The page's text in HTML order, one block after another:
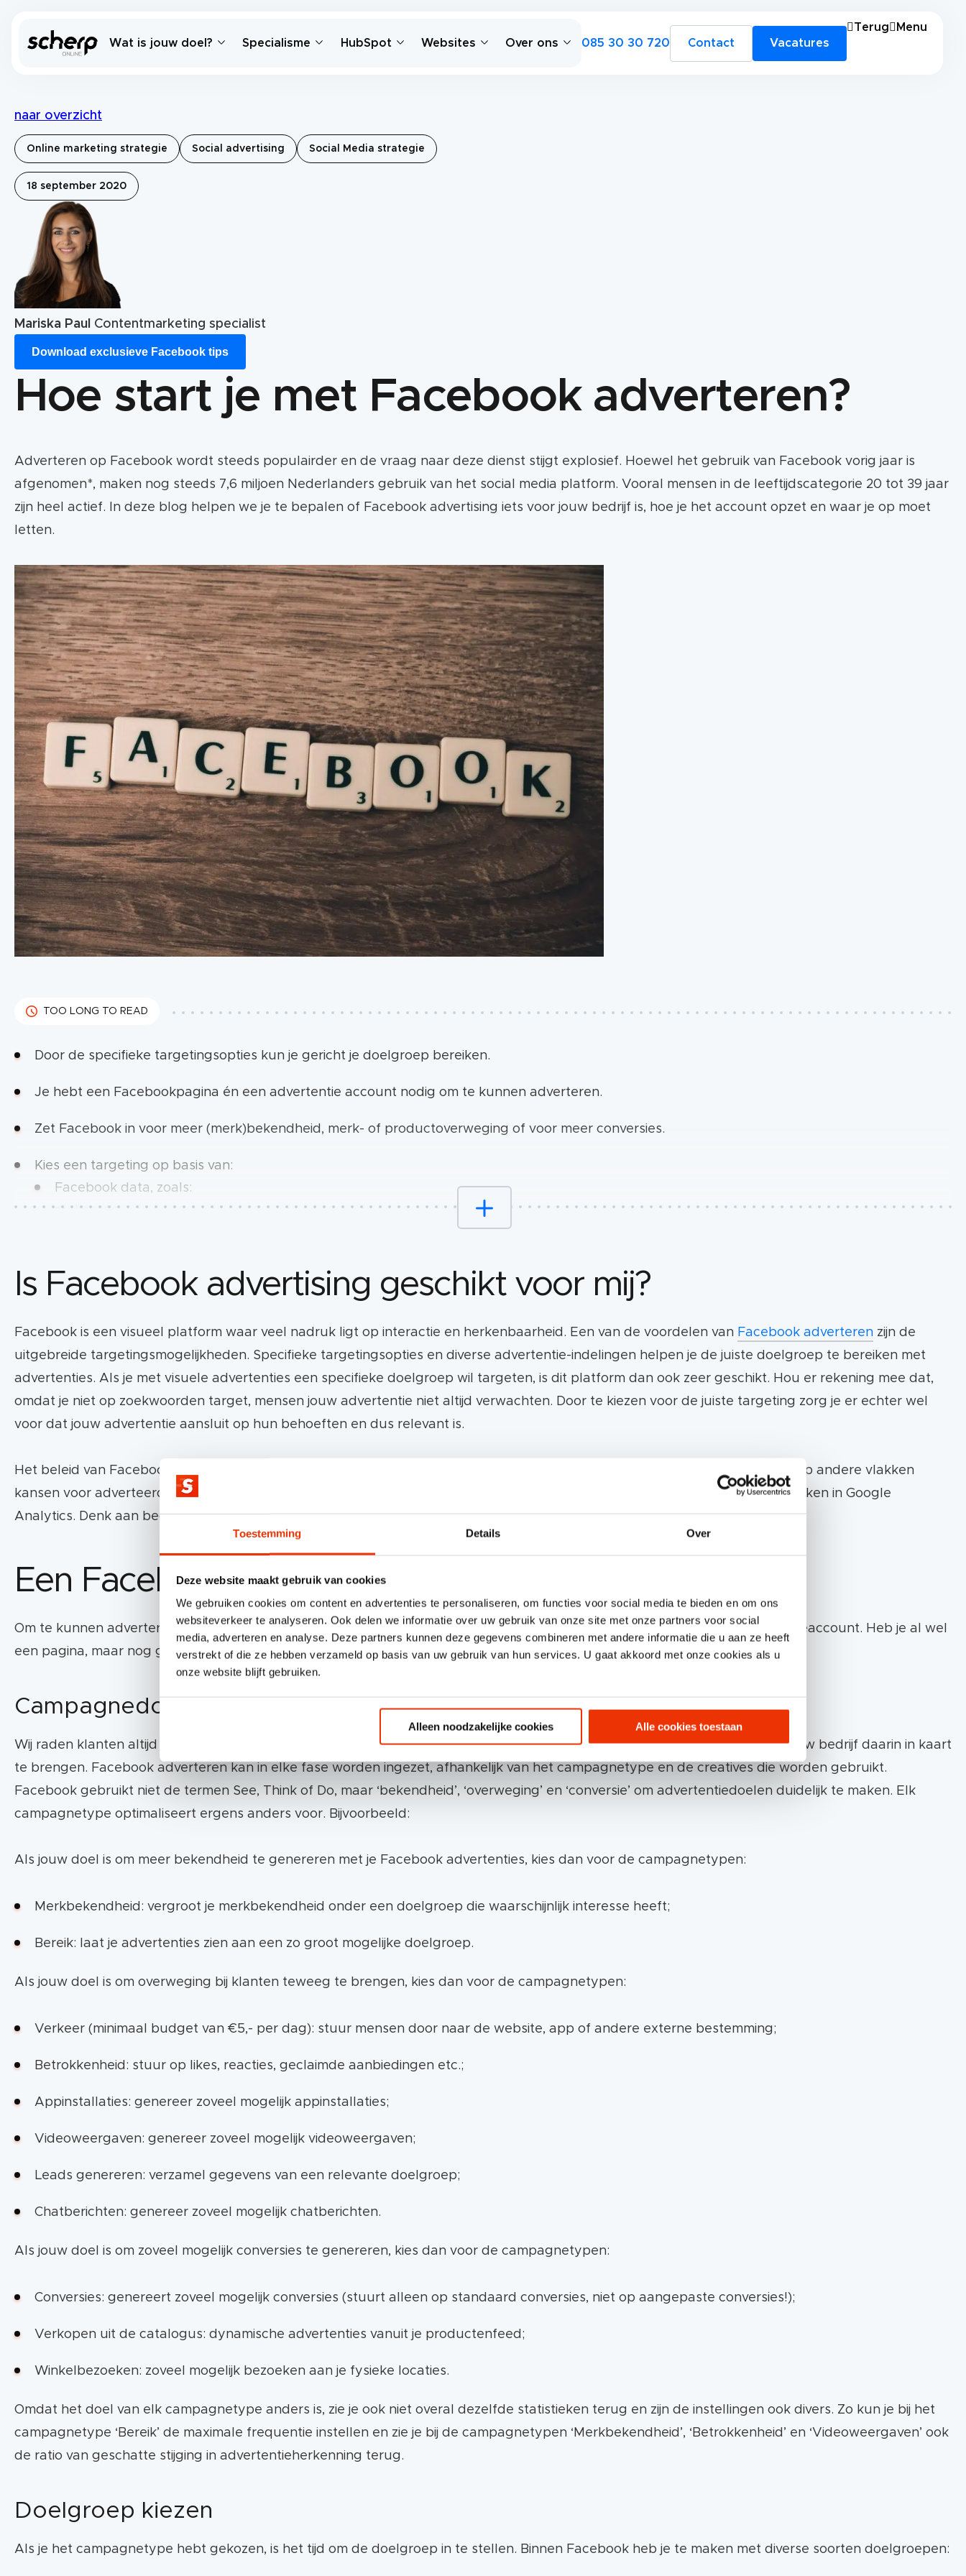
Toestemming Details Over
Deze website maakt gebruik van cookies
We gebruiken cookies om content en advertenties te personaliseren, om functies voor social media te bieden en om ons
websiteverkeer te analyseren. Ook delen we informatie over uw gebruik van onze site met onze partners voor social
media, adverteren en analyse. Deze partners kunnen deze gegevens combineren met andere informatie die u aan ze heeft
verstrekt of die ze hebben verzameld op basis van uw gebruik van hun services. U gaat akkoord met onze cookies als u
onze website blijft gebruiken.
Alleen noodzakelijke cookies Alle cookies toestaan
Wat is jouw doel? Specialisme HubSpot Websites Over ons 085 30 30 720 Contact Vacatures
Terug Menu
naar overzicht
Online marketing strategie Social advertising Social Media strategie
18 september 2020
Mariska Paul Contentmarketing specialist
Download exclusieve Facebook tips
Hoe start je met Facebook adverteren?
Adverteren op Facebook wordt steeds populairder en de vraag naar deze dienst stijgt explosief. Hoewel het gebruik van Facebook vorig jaar is
afgenomen*, maken nog steeds 7,6 miljoen Nederlanders gebruik van het social media platform. Vooral mensen in de leeftijdscategorie 20 tot 39 jaar
zijn heel actief. In deze blog helpen we je te bepalen of Facebook advertising iets voor jouw bedrijf is, hoe je het account opzet en waar je op moet
letten.
TOO LONG TO READ
Door de specifieke targetingsopties kun je gericht je doelgroep bereiken.
Je hebt een Facebookpagina én een advertentie account nodig om te kunnen adverteren.
Zet Facebook in voor meer (merk)bekendheid, merk- of productoverweging of voor meer conversies.
Kies een targeting op basis van:
Facebook data, zoals:
Locatie
Interesse
Custom audiences (eigen data)
Lijsten op basis van websitebezoekers (remarketing)
Combinatie eigen data en Facebookdata.
Houd rekening met budgetverdeling en campagnestructuur i.v.m. splitsen doelgroepen in advertentiesets.
Voorkom overlapping van doelgroepen
Maak je doelgroep niet te klein, maar ook niet te breed.
Afbeelding
Carrousel
Video
Slideshow
Canvas (alleen voor mobiel)
Test met doelgroepen en advertenties.
Gebruik UTM-codes om het Facebookverkeer te herleiden.
Stel de Facebook pixel in voor een beter beeld van je conversies en de mogelijkheid tot remarketing.
Is Facebook advertising geschikt voor mij?
Facebook is een visueel platform waar veel nadruk ligt op interactie en herkenbaarheid. Een van de voordelen van Facebook adverteren zijn de
uitgebreide targetingsmogelijkheden. Specifieke targetingsopties en diverse advertentie-indelingen helpen je de juiste doelgroep te bereiken met
advertenties. Als je met visuele advertenties een specifieke doelgroep wil targeten, is dit platform dan ook zeer geschikt. Hou er rekening mee dat,
omdat je niet op zoekwoorden target, mensen jouw advertentie niet altijd verwachten. Door te kiezen voor de juiste targeting zorg je er echter wel
voor dat jouw advertentie aansluit op hun behoeften en dus relevant is.
Het beleid van Facebook is op sommige vlakken zeer streng (denk aan het goedkeuren van advertentie-inhoud), maar biedt op andere vlakken
kansen voor adverteerders die vanwege privacyredenen bijvoorbeeld geen remarketinglijsten mogen opbouwen om te gebruiken in Google
Analytics. Denk aan bedrijven die gezondheid- of schoonheidsproducten en diensten aanbieden.
Een Facebook advertentieaccount opzetten
Om te kunnen adverteren op Facebook heb je een Facebookpagina nodig (bij voorkeur een bedrijfspagina) en een advertentieaccount. Heb je al wel
een pagina, maar nog geen advertentieaccount? Maak deze dan aan viaFacebook Business .
Campagnedoel kiezen
Wij raden klanten altijd aan om eerst aan de slag te gaan met het See, Think, Do, Care model om de klantreis en de rol van jouw bedrijf daarin in kaart
te brengen. Facebook adverteren kan in elke fase worden ingezet, afhankelijk van het campagnetype en de creatives die worden gebruikt.
Facebook gebruikt niet de termen See, Think of Do, maar ‘bekendheid’, ‘overweging’ en ‘conversie’ om advertentiedoelen duidelijk te maken. Elk
campagnetype optimaliseert ergens anders voor. Bijvoorbeeld:
Als jouw doel is om meer bekendheid te genereren met je Facebook advertenties, kies dan voor de campagnetypen:
Merkbekendheid: vergroot je merkbekendheid onder een doelgroep die waarschijnlijk interesse heeft;
Bereik: laat je advertenties zien aan een zo groot mogelijke doelgroep.
Als jouw doel is om overweging bij klanten teweeg te brengen, kies dan voor de campagnetypen:
Verkeer (minimaal budget van €5,- per dag): stuur mensen door naar de website, app of andere externe bestemming;
Betrokkenheid: stuur op likes, reacties, geclaimde aanbiedingen etc.;
Appinstallaties: genereer zoveel mogelijk appinstallaties;
Videoweergaven: genereer zoveel mogelijk videoweergaven;
Leads genereren: verzamel gegevens van een relevante doelgroep;
Chatberichten: genereer zoveel mogelijk chatberichten.
Als jouw doel is om zoveel mogelijk conversies te genereren, kies dan voor de campagnetypen:
Conversies: genereert zoveel mogelijk conversies (stuurt alleen op standaard conversies, niet op aangepaste conversies!);
Verkopen uit de catalogus: dynamische advertenties vanuit je productenfeed;
Winkelbezoeken: zoveel mogelijk bezoeken aan je fysieke locaties.
Omdat het doel van elk campagnetype anders is, zie je ook niet overal dezelfde statistieken terug en zijn de instellingen ook divers. Zo kun je bij het
campagnetype ‘Bereik’ de maximale frequentie instellen en zie je bij de campagnetypen ‘Merkbekendheid’, ‘Betrokkenheid’ en ‘Videoweergaven’ ook
de ratio van geschatte stijging in advertentieherkenning terug.
Doelgroep kiezen
Als je het campagnetype hebt gekozen, is het tijd om de doelgroep in te stellen. Binnen Facebook heb je te maken met diverse soorten doelgroepen: